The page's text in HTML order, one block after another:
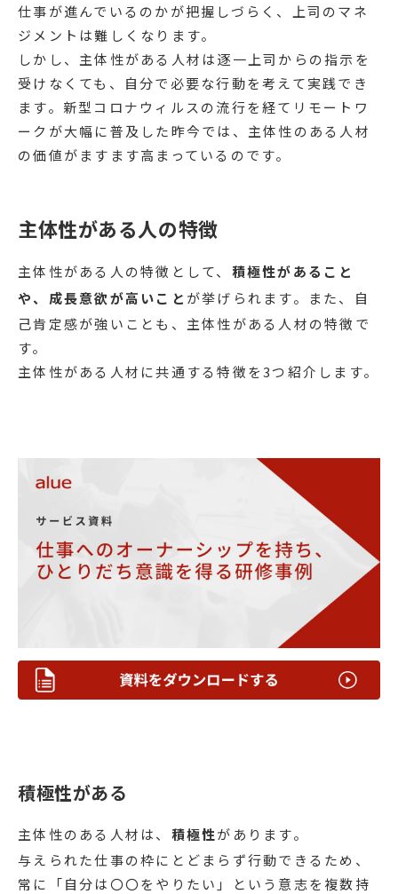
仕事が進んでいるのかが把握しづらく、上司のマネ
ジメントは難しくなります。
しかし、主体性がある人材は逐一上司からの指示を
受けなくても、自分で必要な行動を考えて実践でき
ます。新型コロナウィルスの流行を経てリモートワ
ークが大幅に普及した昨今では、主体性のある人材
の価値がますます高まっているのです。
主体性がある人の特徴
主体性がある人の特徴として、 積極性があること
や、成長意欲が高いこと が挙げられます。また、自
己肯定感が強いことも、主体性がある人材の特徴で
す。
主体性がある人材に共通する特徴を3つ紹介します。
積極性がある
主体性のある人材は、 積極性があります。
与えられた仕事の枠にとどまらず行動できるため、
常に「自分は〇〇をやりたい」という意志を複数持